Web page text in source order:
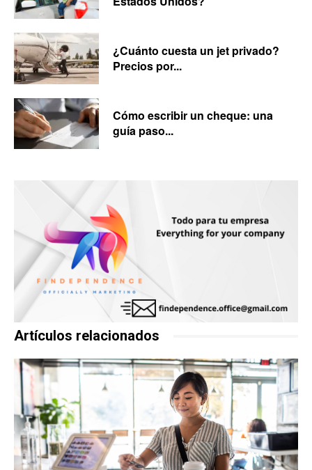
¿Cuánto cuesta un jet privado?
Precios por...
Cómo escribir un cheque: una
guía paso...
Artículos relacionados